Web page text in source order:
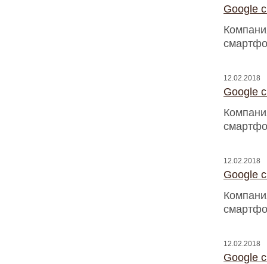
Google
12.02.2018
Google
12.02.2018
Google
12.02.2018
Google